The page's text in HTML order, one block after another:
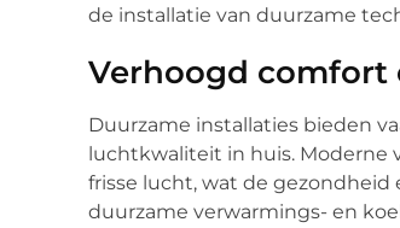
de installatie van duurzame
Verhoogd comfort
Duurzame installaties bieden
luchtkwaliteit in huis. Moderne
frisse lucht, wat de gezondheid
duurzame verwarmings- en